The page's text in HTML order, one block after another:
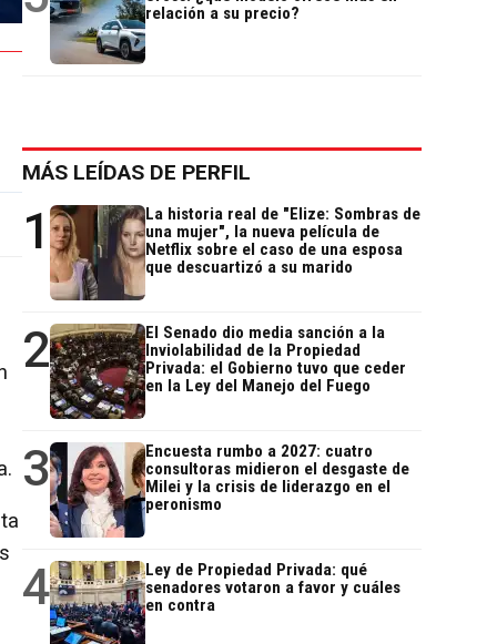
relación a su precio?
MÁS LEÍDAS DE PERFIL
1
La historia real de "Elize: Sombras de
una mujer", la nueva película de
Netflix sobre el caso de una esposa
que descuartizó a su marido
2
El Senado dio media sanción a la
Inviolabilidad de la Propiedad
Privada: el Gobierno tuvo que ceder
en la Ley del Manejo del Fuego
3
Encuesta rumbo a 2027: cuatro
consultoras midieron el desgaste de
Milei y la crisis de liderazgo en el
peronismo
4
Ley de Propiedad Privada: qué
senadores votaron a favor y cuáles
en contra